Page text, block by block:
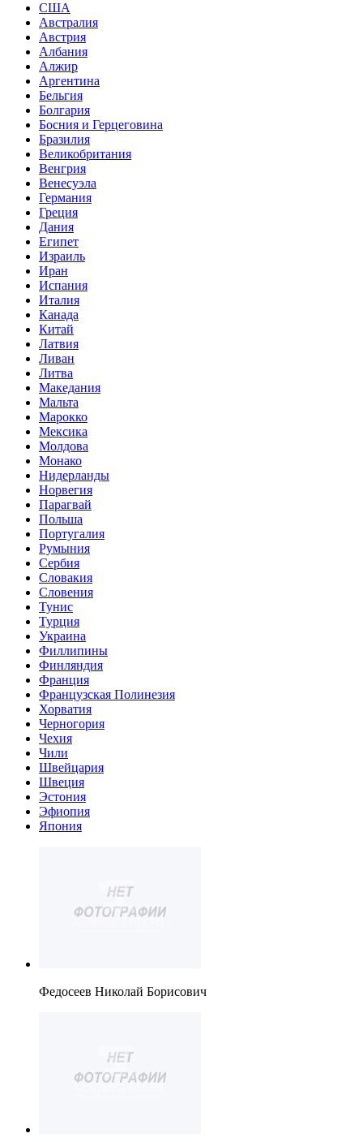
США
Австралия
Австрия
Албания
Алжир
Аргентина
Бельгия
Болгария
Босния и Герцеговина
Бразилия
Великобритания
Венгрия
Венесуэла
Германия
Греция
Дания
Египет
Израиль
Иран
Испания
Италия
Канада
Китай
Латвия
Ливан
Литва
Македания
Мальта
Марокко
Мексика
Молдова
Монако
Нидерланды
Норвегия
Парагвай
Польша
Португалия
Румыния
Сербия
Словакия
Словения
Тунис
Турция
Украина
Филлипины
Финляндия
Франция
Французская Полинезия
Хорватия
Черногория
Чехия
Чили
Швейцария
Швеция
Эстония
Эфиопия
Япония
Федосеев Николай Борисович